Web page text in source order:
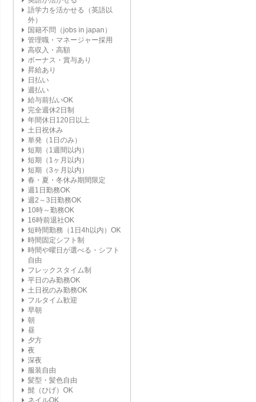
語学力を活かせる（英語以
外）
国籍不問（jobs in japan）
管理職・マネージャー採用
高収入・高額
ボーナス・賞与あり
昇給あり
日払い
週払い
給与前払いOK
完全週休2日制
年間休日120日以上
土日祝休み
単発（1日のみ）
短期（1週間以内）
短期（1ヶ月以内）
短期（3ヶ月以内）
春・夏・冬休み期間限定
週1日勤務OK
週2～3日勤務OK
10時～勤務OK
16時前退社OK
短時間勤務（1日4h以内）OK
時間固定シフト制
時間や曜日が選べる・シフト
自由
フレックスタイム制
平日のみ勤務OK
土日祝のみ勤務OK
フルタイム歓迎
早朝
朝
昼
夕方
夜
深夜
服装自由
髪型・髪色自由
髭（ひげ）OK
ネイルOK